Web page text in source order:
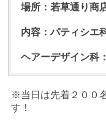
場所：若草通り商
内容：パティシエ
ヘアーデザイン科
※当日は先着２００
す！